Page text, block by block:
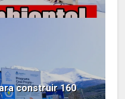
construir 160